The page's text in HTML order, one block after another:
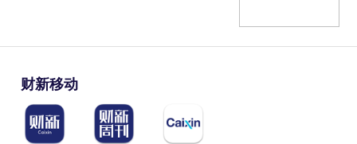
财新移动